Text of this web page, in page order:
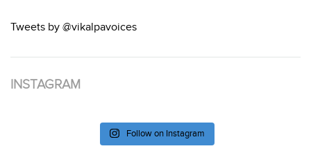
Tweets by @vikalpavoices
INSTAGRAM
Follow on Instagram